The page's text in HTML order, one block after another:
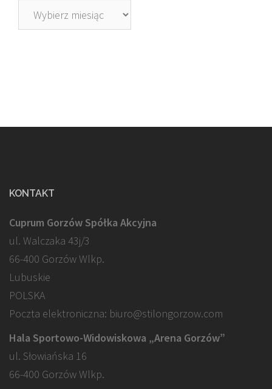
Archiwa
KONTAKT
Cuprum Gorzów Spółka Akcyjna
ul. Walczaka 43j/3
66-400 Gorzów Wlkp.
Lubuskie
POLSKA
Poczta elektroniczna: biuro@stilongorzow.com
Hala Sportowo-Widowiskowa „Arena Gorzów”
ul. Słowiańska 16
66-400 Gorzów Wlkp.